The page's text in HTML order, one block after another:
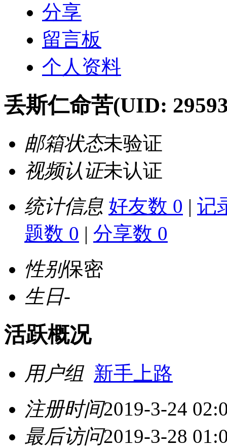
分享
留言板
个人资料
丢斯仁命苦(UID:
邮箱状态未验证
视频认证未认证
统计信息 好友数 0 | 记
题数 0 | 分享数 0
性别保密
生日-
活跃概况
用户组 新手上路
注册时间2019-3-24
最后访问2019-3-28